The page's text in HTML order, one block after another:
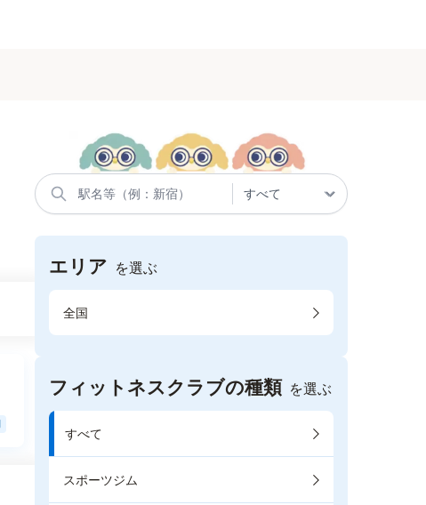
エリア を選ぶ
全国
フィットネスクラブの種類 を選ぶ
すべて
スポーツジム